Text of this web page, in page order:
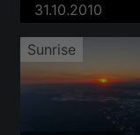
31.10.2010
Sunrise